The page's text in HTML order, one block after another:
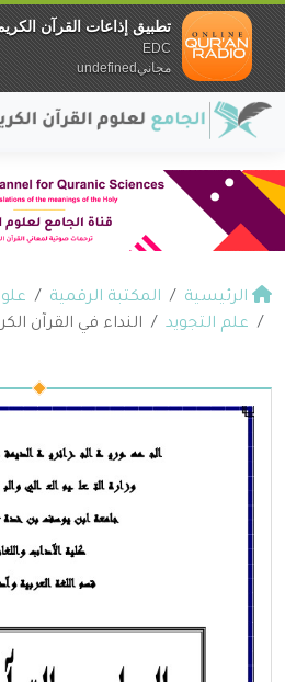
الرئيسية المكتبة الرقمية
علم التجويد
النداء في القرآن
تطبيق إذاعات القرآن
EDC
مجانيundefined